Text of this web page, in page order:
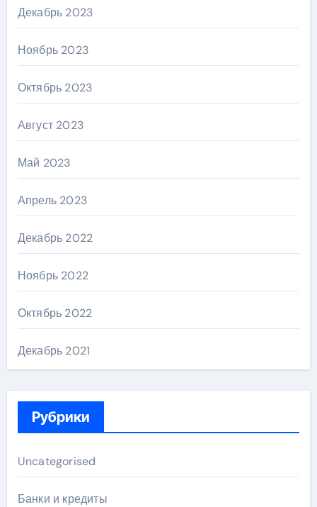
Декабрь 2023
Ноябрь 2023
Октябрь 2023
Август 2023
Май 2023
Апрель 2023
Декабрь 2022
Ноябрь 2022
Октябрь 2022
Декабрь 2021
Рубрики
Uncategorised
Банки и кредиты